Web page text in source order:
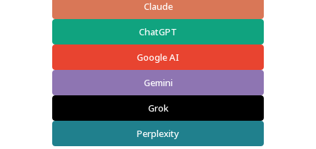
Claude
ChatGPT
Google AI
Gemini
Grok
Perplexity